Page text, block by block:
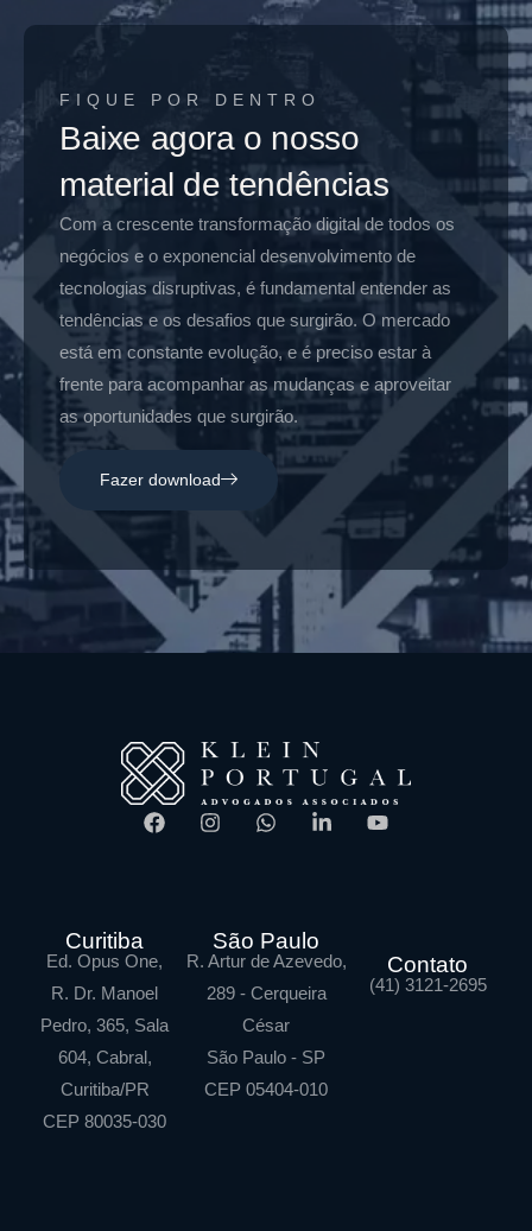
FIQUE POR DENTRO
Baixe agora o nosso
material de tendências
Com a crescente transformação digital de todos os
negócios e o exponencial desenvolvimento de
tecnologias disruptivas, é fundamental entender as
tendências e os desafios que surgirão. O mercado
está em constante evolução, e é preciso estar à
frente para acompanhar as mudanças e aproveitar
as oportunidades que surgirão.
Fazer download
Curitiba
Ed. Opus One,
R. Dr. Manoel
Pedro, 365, Sala
604, Cabral,
Curitiba/PR
CEP 80035-030
São Paulo
R. Artur de Azevedo,
289 - Cerqueira
César
São Paulo - SP
CEP 05404-010
Contato
(41) 3121-2695